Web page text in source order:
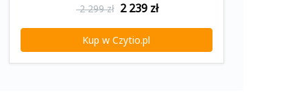
2 299 zł 2 239 zł
Kup w Czytio.pl